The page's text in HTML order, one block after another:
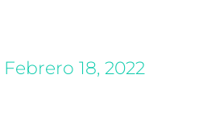
Febrero 18, 2022